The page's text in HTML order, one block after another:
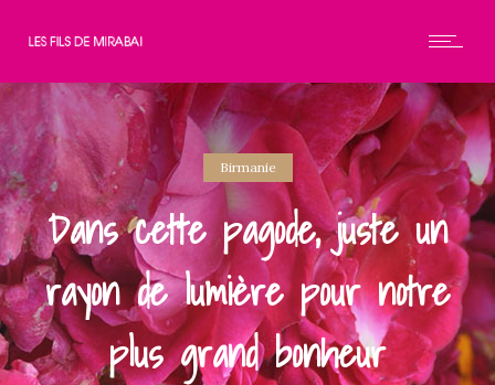
Birmanie
Dans cette pagode, juste un
rayon de lumière pour notre
plus grand bonheur